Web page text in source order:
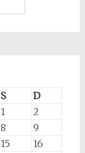
S
D
1
2
8
9
15
16